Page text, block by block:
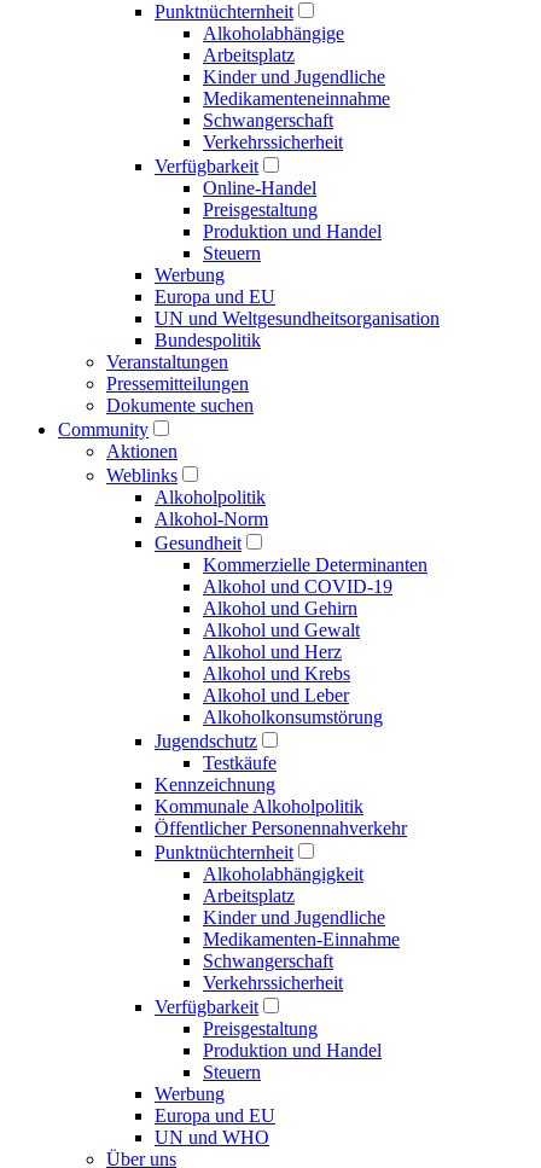
Punkt­nüchternheit
Alkohol­abhängige
Arbeitsplatz
Kinder und Jugendliche
Medikamenten­einnahme
Schwangerschaft
Verkehrs­sicherheit
Verfügbarkeit
Online-Handel
Preisgestaltung
Produktion und Handel
Steuern
Werbung
Europa und EU
UN und Welt­gesundheits­organisation
Bundespolitik
Veranstaltungen
Presse­mitteilungen
Dokumente suchen
Community
Aktionen
Weblinks
Alkoholpolitik
Alkohol-Norm
Gesundheit
Kommerzielle Determinanten
Alkohol und COVID-19
Alkohol und Gehirn
Alkohol und Gewalt
Alkohol und Herz
Alkohol und Krebs
Alkohol und Leber
Alkoholkonsumstörung
Jugendschutz
Testkäufe
Kennzeichnung
Kommunale Alkoholpolitik
Öffentlicher Personennahverkehr
Punktnüchternheit
Alkoholabhängigkeit
Arbeitsplatz
Kinder und Jugendliche
Medikamenten-Einnahme
Schwangerschaft
Verkehrssicherheit
Verfügbarkeit
Preisgestaltung
Produktion und Handel
Steuern
Werbung
Europa und EU
UN und WHO
Über uns